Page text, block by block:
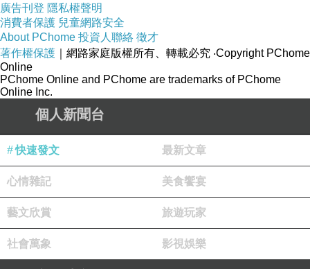
當我親身置於大阪造幣局的櫻花步道時，馬上
被綿延五百多公尺的櫻花花海所折服，那是我有生
以來見過最壯觀的櫻花盛況。古人說：「登泰山而
小天下」，我看過了大阪造幣局的櫻花步道後，後
來再看台灣各處的櫻花時，總覺得是小巫見大巫，
廣告刊登 隱私權聲明
消費者保護 兒童網路安全
About PChome 投資人聯絡 徵才
著作權保護 ｜網路家庭版權所有、轉載必究 ‧Copyright PChome
Online
PChome Online and PChome are trademarks of PChome
Online Inc.
個人新聞台
快速發文 最新文章
心情雜記 美食饗宴
藝文欣賞 旅遊玩家
社會萬象 影視娛樂